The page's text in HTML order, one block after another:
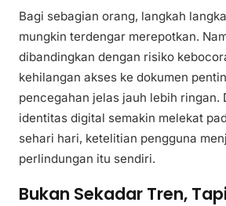
Bagi sebagian orang, langkah
mungkin terdengar merepotkan.
dibandingkan dengan risiko
kehilangan akses ke dokumen
pencegahan jelas jauh lebih ringan.
identitas digital semakin melekat
sehari hari, ketelitian pengguna
perlindungan itu sendiri.
Bukan Sekadar Tren,